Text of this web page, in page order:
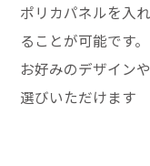
ポリカパネルを入
ることが可能です。
お好みのデザイン
選びいただけます